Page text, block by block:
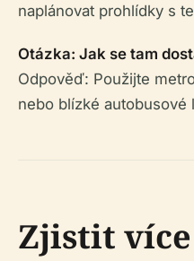
naplánovat prohlídky s
Otázka: Jak se tam
Odpověď: Použijte
nebo blízké autobusové
Zjistit více